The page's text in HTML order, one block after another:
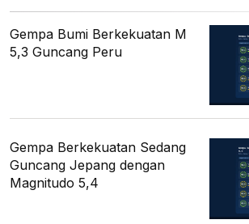
Gempa Bumi Berkekuatan M
5,3 Guncang Peru
Gempa Berkekuatan Sedang
Guncang Jepang dengan
Magnitudo 5,4